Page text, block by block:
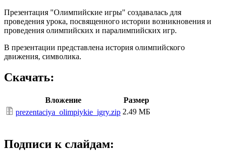
Презентация "Олимпийские игры" создавалась для
проведения урока, посвященного истории возникновения и
проведения олимпийских и паралимпийских игр.
В презентации представлена история олимпийского
движения, символика.
Скачать:
Вложение
Размер
prezentaciya_olimpiykie_igry.zip 2.49 МБ
Подписи к слайдам: